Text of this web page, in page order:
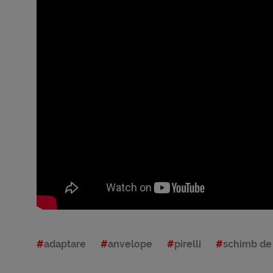
adaptare anvelope pirelli schimb